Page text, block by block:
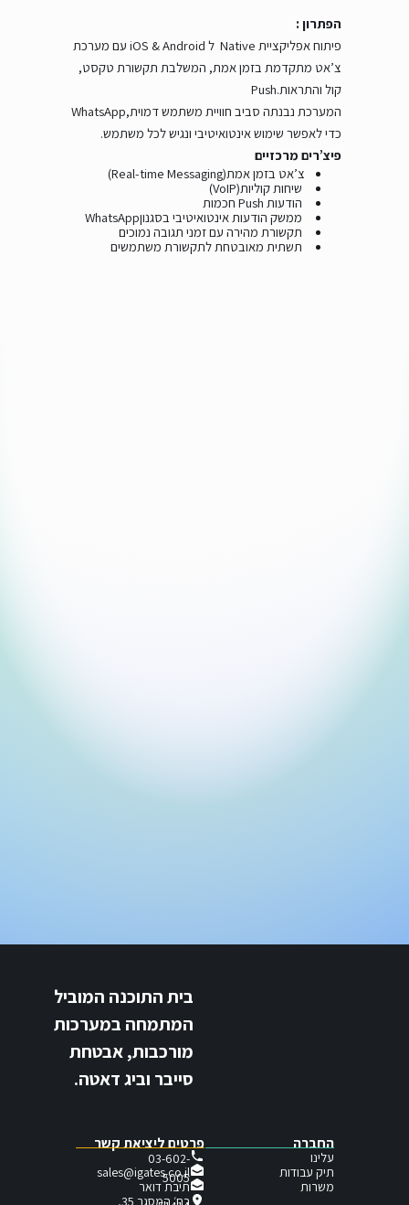
הפתרון :
פיתוח אפליקציית Native ל iOS & Android עם מערכת
צ’אט מתקדמת בזמן אמת, המשלבת תקשורת טקסט,
קול והתראותPush.
המערכת נבנתה סביב חוויית משתמש דמויתWhatsApp,
כדי לאפשר שימוש אינטואיטיבי ונגיש לכל משתמש.
פיצ’רים מרכזיים
צ’אט בזמן אמת(Real-time Messaging)
שיחות קוליות(VoIP)
הודעות Push חכמות
ממשק הודעות אינטואיטיבי בסגנוןWhatsApp
תקשורת מהירה עם זמני תגובה נמוכים
תשתית מאובטחת לתקשורת משתמשים
בית התוכנה המוביל
המתמחה במערכות
מורכבות, אבטחת
סייבר וביג דאטה.
פרטים ליציאת קשר
03-602-
5005
sales@igates.co.il
תיבת דואר
רח׳ המסגר 35,
החברה
עלינו
תיק עבודות
משרות